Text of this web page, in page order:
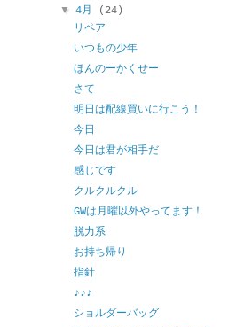
▼4月
(24)
リペア
いつもの少年
ほんのーかくせー
さて
明日は配線買いに行こう！
今日
今日は君が相手だ
感じです
クルクルクル
GWは月曜以外やってます！
脱力系
お持ち帰り
指針
♪♪♪
ショルダーバッグ